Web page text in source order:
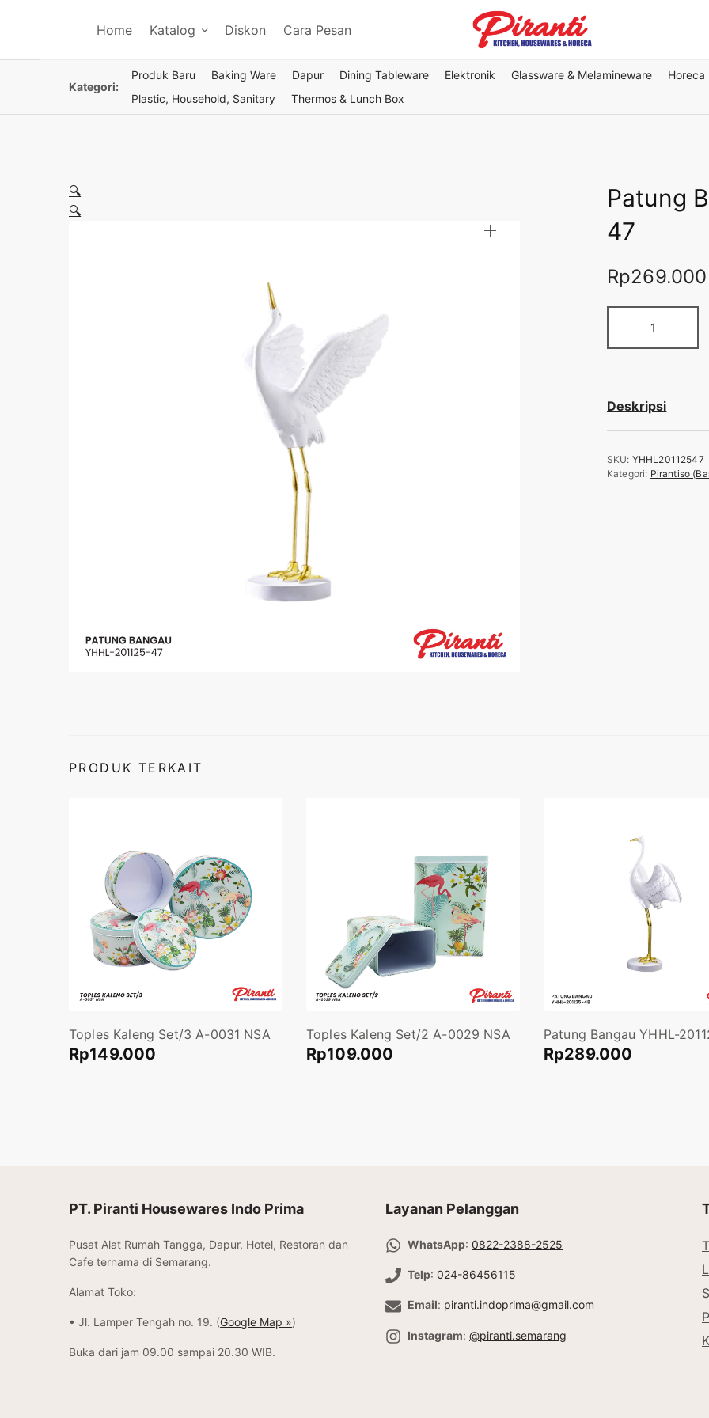
Home Katalog Diskon Cara Pesan
Kategori:
Produk Baru Baking Ware Dapur Dining Tableware Elektronik Glassware & Melamineware Horeca
Plastic, Household, Sanitary
Thermos & Lunch Box
🔍
🔍
Patung
47
Rp269.000
Deskripsi
SKU: YHHL20112547
Kategori: Pirantiso
PRODUK TERKAIT
Toples Kaleng Set/3 A-0031 NSA
Rp149.000
Toples Kaleng Set/2 A-0029 NSA
Rp109.000
Patung Bangau YHHL-
Rp289.000
PT. Piranti Housewares Indo Prima
Pusat Alat Rumah Tangga, Dapur, Hotel, Restoran dan
Cafe ternama di Semarang.
Alamat Toko:
• Jl. Lamper Tengah no. 19. (Google Map »)
Buka dari jam 09.00 sampai 20.30 WIB.
Layanan Pelanggan
WhatsApp:0822-2388-2525
Telp:024-86456115
Email: piranti.indoprima@gmail.com
Instagram:@piranti.semarang